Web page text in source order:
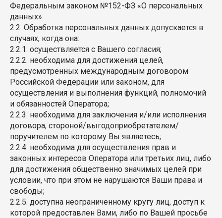
Федеральным законом №152-ФЗ «О персональных
данных».
2.2. Обработка персональных данных допускается в
случаях, когда она:
2.2.1. осуществляется с Вашего согласия;
2.2.2. необходима для достижения целей,
предусмотренных международным договором
Российской Федерации или законом, для
осуществления и выполнения функций, полномочий
и обязанностей Оператора;
2.2.3. необходима для заключения и/или исполнения
договора, стороной/выгодоприобретателем/
поручителем по которому Вы являетесь;
2.2.4. необходима для осуществления прав и
законных интересов Оператора или третьих лиц, либо
для достижения общественно значимых целей при
условии, что при этом не нарушаются Ваши права и
свободы;
2.2.5. доступна неограниченному кругу лиц, доступ к
которой предоставлен Вами, либо по Вашей просьбе